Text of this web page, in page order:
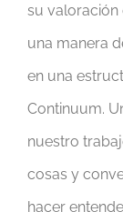
su valoración
una manera
en una
Continuum.
nuestro
cosas y
hacer